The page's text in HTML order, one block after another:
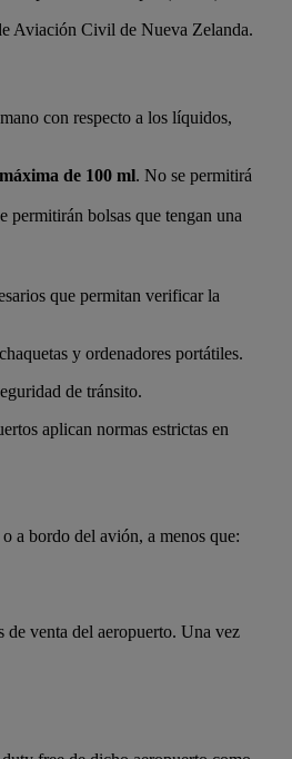
Aviación Civil de Nueva Zelanda.
con respecto a los líquidos,
máxima de 100 ml. No se permitirá
permitirán bolsas que tengan una
que permitan verificar la
y ordenadores portátiles.
de tránsito.
aplican normas estrictas en
a bordo del avión, a menos que:
de venta del aeropuerto. Una vez